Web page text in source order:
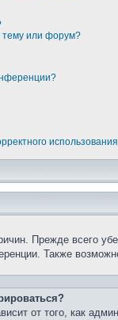
тему или форум?
Прежде всего
Также
от того, как